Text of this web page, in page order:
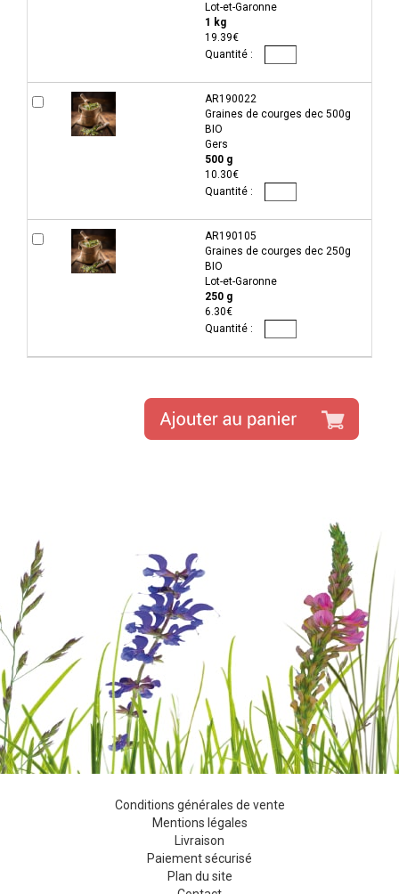
Lot-et-Garonne
1 kg
19.39€
AR190022
Graines de courges dec 500g
BIO
Gers
500 g
10.30€
AR190105
Graines de courges dec 250g
BIO
Lot-et-Garonne
250 g
6.30€
Conditions générales de vente
Mentions légales
Livraison
Paiement sécurisé
Plan du site